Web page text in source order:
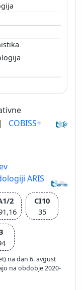
| COBISS+
ARIS
2
CI10
35
na dan 6. avgust
na obdobje 2020-